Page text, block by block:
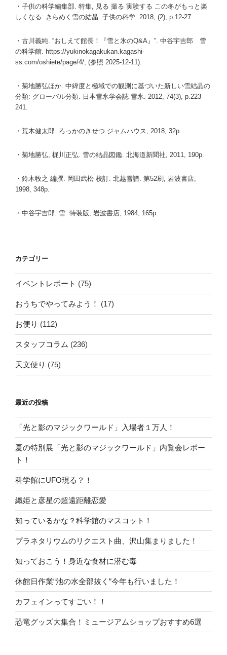
・子供の科学編集部. 特集, 見る 撮る 実験する この冬がもっと楽
しくなる: きらめく雪の結晶. 子供の科学. 2018, (2), p.12-27.
・古川義純. “おしえて館長！『雪と氷のQ&A』”. 中谷宇吉郎 雪
の科学館. https://yukinokagakukan.kagashi-
ss.com/oshiete/page/4/, (参照 2025-12-11).
・菊地勝弘ほか. 中緯度と極域での観測に基づいた新しい雪結晶の
分類: グローバル分類. 日本雪氷学会誌 雪氷. 2012, 74(3), p.223-
241.
・荒木健太郎. ろっかのきせつ.ジャムハウス, 2018, 32p.
・菊地勝弘, 梶川正弘. 雪の結晶図鑑. 北海道新聞社, 2011, 190p.
・鈴木牧之 編撰. 岡田武松 校訂. 北越雪譜. 第52刷, 岩波書店,
1998, 348p.
・中谷宇吉郎. 雪. 特装版, 岩波書店, 1984, 165p.
カテゴリー
イベントレポート (75)
おうちでやってみよう！ (17)
お便り (112)
スタッフコラム (236)
天文便り (75)
最近の投稿
「光と影のマジックワールド」入場者１万人！
夏の特別展「光と影のマジックワールド」内覧会レポー
ト！
科学館にUFO現る？！
織姫と彦星の超遠距離恋愛
知っているかな？科学館のマスコット！
プラネタリウムのリクエスト曲、沢山集まりました！
知っておこう！身近な食材に潜む毒
休館日作業“池の水全部抜く”今年も行いました！
カフェインってすごい！！
恐竜グッズ大集合！ミュージアムショップおすすめ6選